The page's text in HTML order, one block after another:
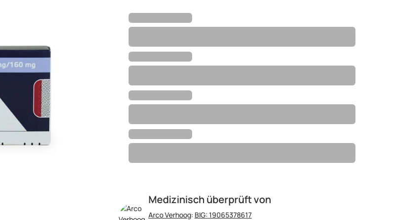
Medizinisch überprüft von
Arco Verhoog: BIG: 19065378617